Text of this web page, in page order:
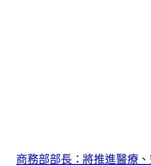
商務部部長：將推進醫療